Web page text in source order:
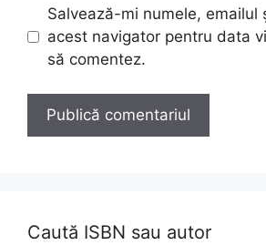
Salvează-mi numele, emailul
acest navigator pentru data
să comentez.
Caută ISBN sau autor